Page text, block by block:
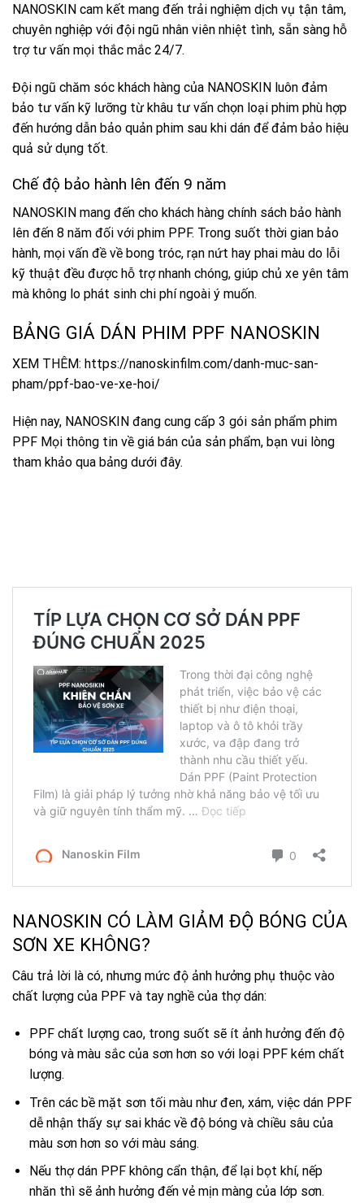
NANOSKIN cam kết mang đến trải nghiệm dịch vụ tận tâm,
chuyên nghiệp với đội ngũ nhân viên nhiệt tình, sẵn sàng hỗ
trợ tư vấn mọi thắc mắc 24/7.
Đội ngũ chăm sóc khách hàng của NANOSKIN luôn đảm
bảo tư vấn kỹ lưỡng từ khâu tư vấn chọn loại phim phù hợp
đến hướng dẫn bảo quản phim sau khi dán để đảm bảo hiệu
quả sử dụng tốt.
Chế độ bảo hành lên đến 9 năm
NANOSKIN mang đến cho khách hàng chính sách bảo hành
lên đến 8 năm đối với phim PPF. Trong suốt thời gian bảo
hành, mọi vấn đề về bong tróc, rạn nứt hay phai màu do lỗi
kỹ thuật đều được hỗ trợ nhanh chóng, giúp chủ xe yên tâm
mà không lo phát sinh chi phí ngoài ý muốn.
BẢNG GIÁ DÁN PHIM PPF NANOSKIN
XEM THÊM: https://nanoskinfilm.com/danh-muc-san-
pham/ppf-bao-ve-xe-hoi/
Hiện nay, NANOSKIN đang cung cấp 3 gói sản phẩm phim
PPF Mọi thông tin về giá bán của sản phẩm, bạn vui lòng
tham khảo qua bảng dưới đây.
NANOSKIN CÓ LÀM GIẢM ĐỘ BÓNG CỦA
SƠN XE KHÔNG?
Câu trả lời là có, nhưng mức độ ảnh hưởng phụ thuộc vào
chất lượng của PPF và tay nghề của thợ dán:
PPF chất lượng cao, trong suốt sẽ ít ảnh hưởng đến độ
bóng và màu sắc của sơn hơn so với loại PPF kém chất
lượng.
Trên các bề mặt sơn tối màu như đen, xám, việc dán PPF
dễ nhận thấy sự sai khác về độ bóng và chiều sâu của
màu sơn hơn so với màu sáng.
Nếu thợ dán PPF không cẩn thận, để lại bọt khí, nếp
nhăn thì sẽ ảnh hưởng đến vẻ mịn màng của lớp sơn.